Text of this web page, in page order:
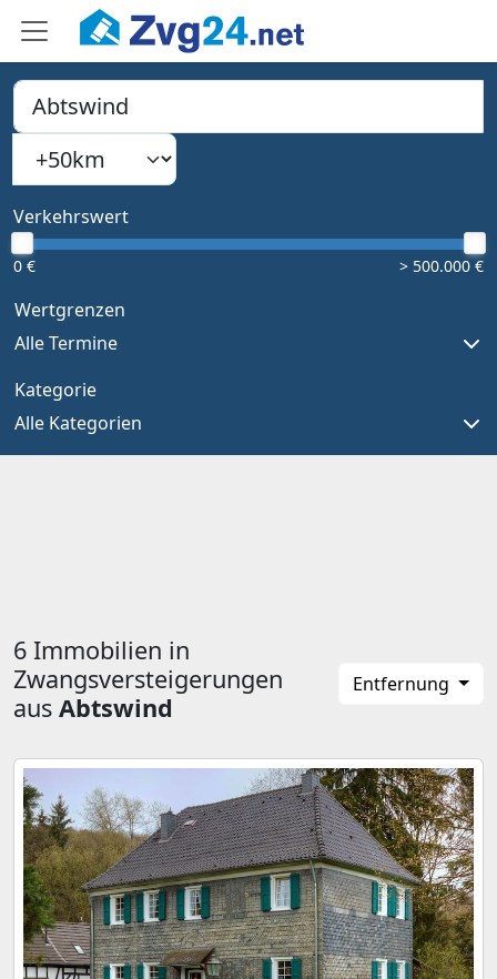
PLZ, Ort oder Bundesland
Type 1 or more characters for results.
Suchradius
Verkehrswert
0 € > 500.000 €
Wertgrenzen
Alle Termine
Kategorie
Alle Kategorien
6 Immobilien in
Zwangsversteigerungen
aus Abtswind
Entfernung